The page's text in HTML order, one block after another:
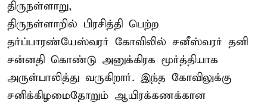
திருநள்ளாறு,
திருநள்ளாறில் பிரசித்தி பெற்ற
தர்ப்பாரண்யேஸ்வரர் கோவிலில் சனீஸ்வரர் தனி
சன்னதி கொண்டு அனுக்கிரக மூர்த்தியாக
அருள்பாலித்து வருகிறார். இந்த கோவிலுக்கு
சனிக்கிழமைதோறும் ஆயிரக்கணக்கான